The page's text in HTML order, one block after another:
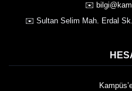
✉️
✉️ Sultan Selim Mah. Erdal